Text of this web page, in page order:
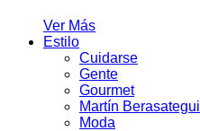
Ver Más
Estilo
Cuidarse
Gente
Gourmet
Martín Berasategui
Moda